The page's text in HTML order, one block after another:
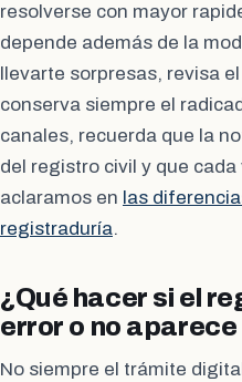
resolverse con mayor
depende además de la
llevarte sorpresas, revisa
conserva siempre el
canales, recuerda que la
del registro civil y que
aclaramos en las
registraduría.
¿Qué hacer si el
error o no aparece
No siempre el trámite